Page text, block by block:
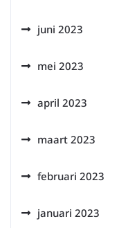
juni 2023
mei 2023
april 2023
maart 2023
februari 2023
januari 2023